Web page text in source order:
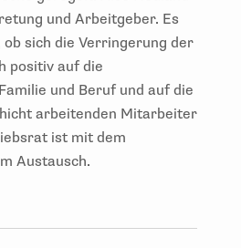
und Arbeitgeber. Es
sich die Verringerung der
positiv auf die
und Beruf und auf die
arbeitenden Mitarbeiter
ist mit dem
Austausch.